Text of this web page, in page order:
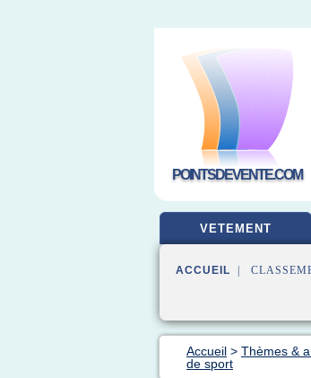
POINTSDEVENTE.COM
VETEMENT
ACCUEIL |
Accueil > Thèmes &
de sport